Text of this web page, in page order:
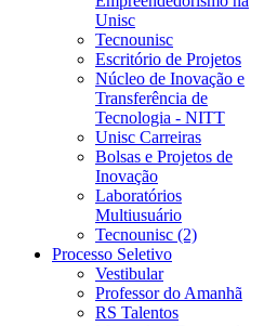
Unisc
Tecnounisc
Escritório de Projetos
Núcleo de Inovação e
Transferência de
Tecnologia - NITT
Unisc Carreiras
Bolsas e Projetos de
Inovação
Laboratórios
Multiusuário
Tecnounisc (2)
Processo Seletivo
Vestibular
Professor do Amanhã
RS Talentos